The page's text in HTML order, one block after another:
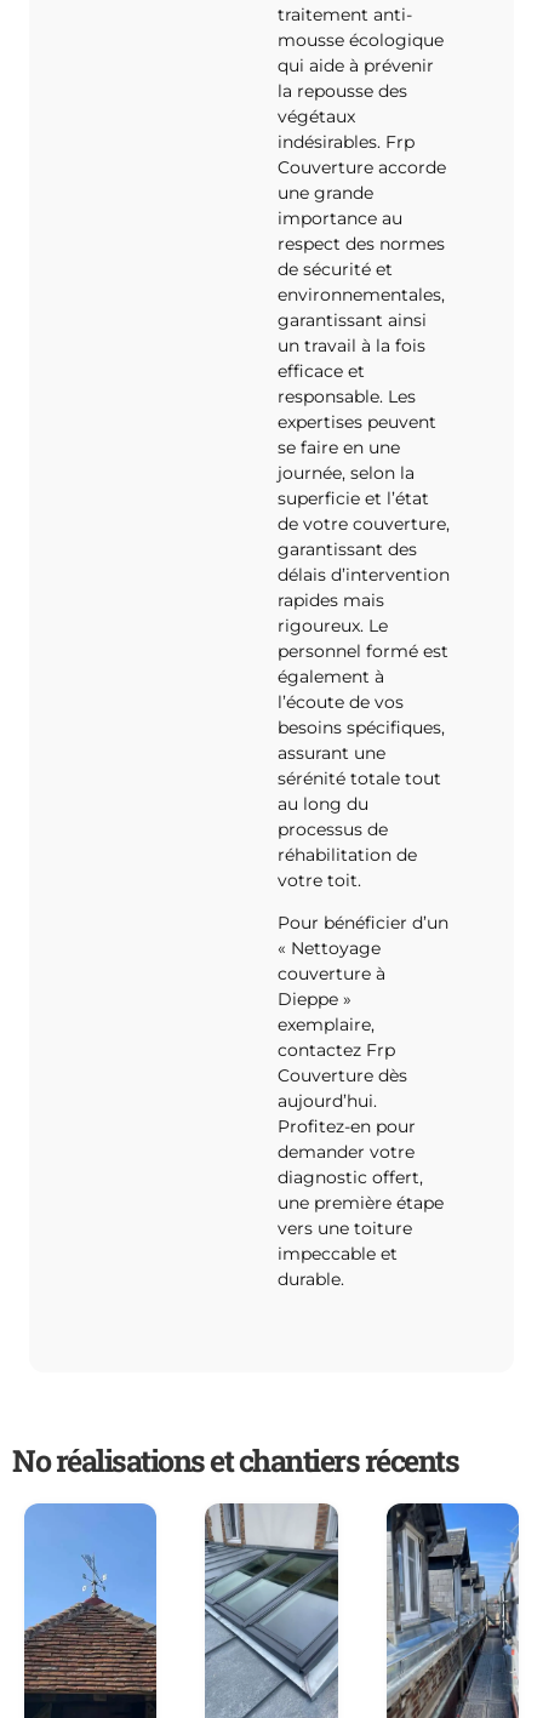
traitement anti-
mousse écologique
qui aide à prévenir
la repousse des
végétaux
indésirables. Frp
Couverture accorde
une grande
importance au
respect des normes
de sécurité et
environnementales,
garantissant ainsi
un travail à la fois
efficace et
responsable. Les
expertises peuvent
se faire en une
journée, selon la
superficie et l’état
de votre couverture,
garantissant des
délais d’intervention
rapides mais
rigoureux. Le
personnel formé est
également à
l’écoute de vos
besoins spécifiques,
assurant une
sérénité totale tout
au long du
processus de
réhabilitation de
votre toit.
Pour bénéficier d’un
« Nettoyage
couverture à
Dieppe »
exemplaire,
contactez Frp
Couverture dès
aujourd’hui.
Profitez-en pour
demander votre
diagnostic offert,
une première étape
vers une toiture
impeccable et
durable.
No réalisations et chantiers récents